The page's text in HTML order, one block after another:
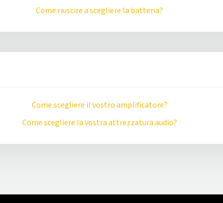
Come riuscire a scegliere la batteria?
Come scegliere il vostro amplificatore?
Come scegliere la vostra attrezzatura audio?